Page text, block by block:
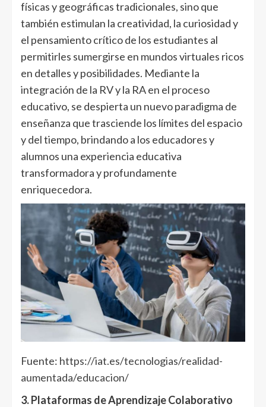
físicas y geográficas tradicionales, sino que
también estimulan la creatividad, la curiosidad y
el pensamiento crítico de los estudiantes al
permitirles sumergirse en mundos virtuales ricos
en detalles y posibilidades. Mediante la
integración de la RV y la RA en el proceso
educativo, se despierta un nuevo paradigma de
enseñanza que trasciende los límites del espacio
y del tiempo, brindando a los educadores y
alumnos una experiencia educativa
transformadora y profundamente
enriquecedora.
Fuente: https://iat.es/tecnologias/realidad-
aumentada/educacion/
3. Plataformas de Aprendizaje Colaborativo